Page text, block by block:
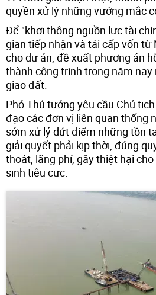
quyền xử lý những vướng mắc
Để "khơi thông nguồn lực tài
gian tiếp nhận và tái cấp vốn từ
cho dự án, đề xuất phương án
thành công trình trong năm nay
giao đất.
Phó Thủ tướng yêu cầu Chủ
đạo các đơn vị liên quan thống
sớm xử lý dứt điểm những tồn
giải quyết phải kịp thời, đúng
thoát, lãng phí, gây thiệt hại
sinh tiêu cực.